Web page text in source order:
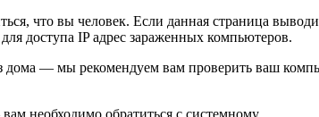
что вы человек. Если данная страница
доступа IP адрес зараженных компьютеров.
дома — мы рекомендуем вам проверить ваш
необходимо обратиться с системному